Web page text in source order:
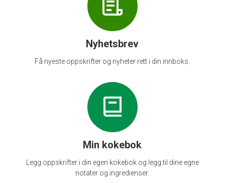
Nyhetsbrev
Få nyeste oppskrifter og nyheter rett i din innboks.
Min kokebok
Legg oppskrifter i din egen kokebok og legg til dine egne
notater og ingredienser.